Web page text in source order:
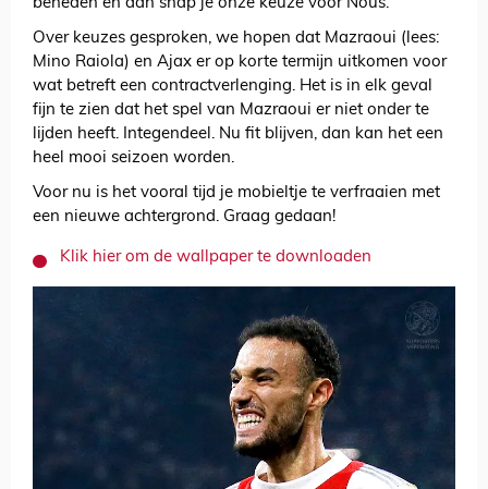
beneden en dan snap je onze keuze voor Nous.
Over keuzes gesproken, we hopen dat Mazraoui (lees:
Mino Raiola) en Ajax er op korte termijn uitkomen voor
wat betreft een contractverlenging. Het is in elk geval
fijn te zien dat het spel van Mazraoui er niet onder te
lijden heeft. Integendeel. Nu fit blijven, dan kan het een
heel mooi seizoen worden.
Voor nu is het vooral tijd je mobieltje te verfraaien met
een nieuwe achtergrond. Graag gedaan!
Klik hier om de wallpaper te downloaden